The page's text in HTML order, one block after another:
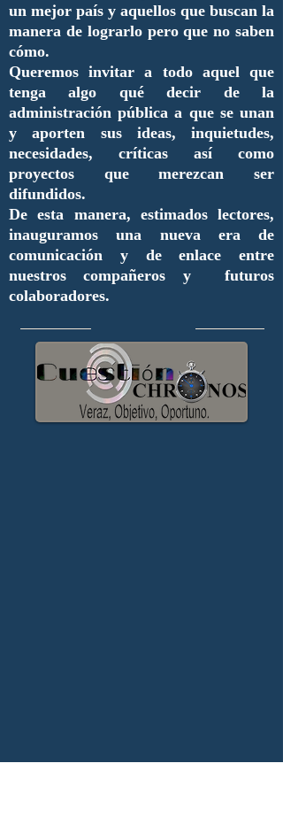
un mejor país y aquellos que buscan la
manera de lograrlo pero que no saben
cómo.
Queremos invitar a todo aquel que
tenga algo qué decir de la
administración pública a que se unan
y aporten sus ideas, inquietudes,
necesidades, críticas así como
proyectos que merezcan ser
difundidos.
De esta manera, estimados lectores,
inauguramos una nueva era de
comunicación y de enlace entre
nuestros compañeros y futuros
colaboradores.